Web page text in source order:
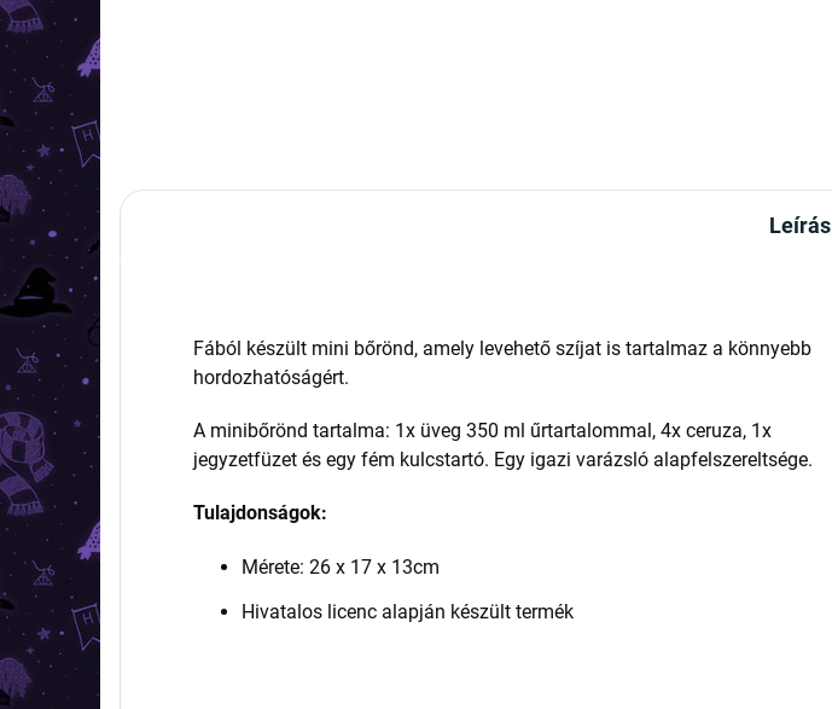
Leírás
Fából készült mini bőrönd, amely levehető szíjat is tartalmaz a könnyebb
hordozhatóságért.
A minibőrönd tartalma: 1x üveg 350 ml űrtartalommal, 4x ceruza, 1x
jegyzetfüzet és egy fém kulcstartó. Egy igazi varázsló alapfelszereltsége.
Tulajdonságok:
Mérete: 26 x 17 x 13cm
Hivatalos licenc alapján készült termék